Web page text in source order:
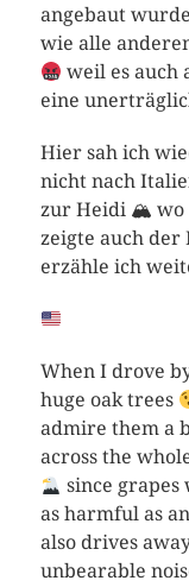
angebaut
wie alle
weil es auch
eine
Hier sah ich
nicht nach
zur Heidi 🏔 wo
zeigte auch der
erzähle ich
When I drove
huge oak trees
admire them a
across the
since
as harmful as
also drives
unbearable